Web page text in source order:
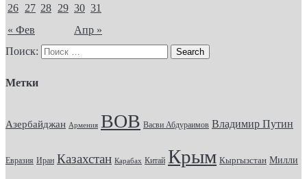
« Фев Апр »
26 27 28 29 30 31
Поиск:
Метки
Азербайджан Армения ВОВ Васви Абдураимов Владимир Путин
Евразия Иран Казахстан Карабах Китай Крым Кыргызстан Милли